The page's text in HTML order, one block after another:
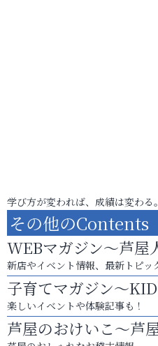
学び方が変われば、成績は変わる。
その他のContents
WEBマガジン～芦屋
新店やイベント情報、最新トピッ
子育てマガジン～
楽しいイベントや体験記事も！
芦屋のおけいこ～芦